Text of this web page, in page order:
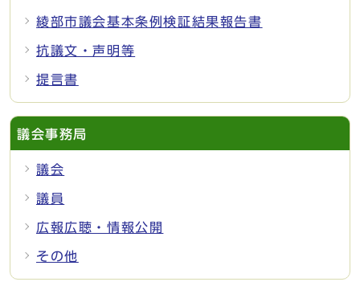
綾部市議会基本条例検証結果報告書
抗議文・声明等
提言書
議会事務局
議会
議員
広報広聴・情報公開
その他